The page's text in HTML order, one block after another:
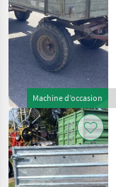
Machine d’occasion